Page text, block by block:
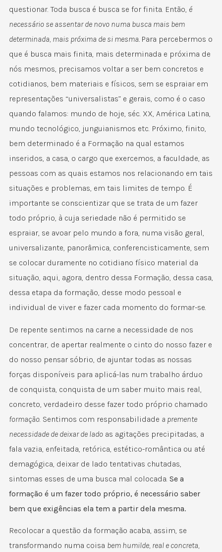
questionar. Toda busca é busca se for finita. Então, é
necessário se assentar de novo numa busca mais bem
determinada, mais próxima de si mesma. Para percebermos o
que é busca mais finita, mais determinada e próxima de
nós mesmos, precisamos voltar a ser bem concretos e
cotidianos, bem materiais e físicos, sem se espraiar em
representações “universalistas” e gerais, como é o caso
quando falamos: mundo de hoje, séc. XX, América Latina,
mundo tecnológico, junguianismos etc. Próximo, finito,
bem determinado é a Formação na qual estamos
inseridos, a casa, o cargo que exercemos, a faculdade, as
pessoas com as quais estamos nos relacionando em tais
situações e problemas, em tais limites de tempo. É
importante se conscientizar que se trata de um fazer
todo próprio, à cuja seriedade não é permitido se
espraiar, se avoar pelo mundo a fora, numa visão geral,
universalizante, panorâmica, conferencisticamente, sem
se colocar duramente no cotidiano físico material da
situação, aqui, agora, dentro dessa Formação, dessa casa,
dessa etapa da formação, desse modo pessoal e
individual de viver e fazer cada momento do formar-se.
De repente sentimos na carne a necessidade de nos
concentrar, de apertar realmente o cinto do nosso fazer e
do nosso pensar sóbrio, de ajuntar todas as nossas
forças disponíveis para aplicá-las num trabalho árduo
de conquista, conquista de um saber muito mais real,
concreto, verdadeiro desse fazer todo próprio chamado
formação. Sentimos com responsabilidade a premente
necessidade de deixar de ladoas agitações precipitadas, a
fala vazia, enfeitada, retórica, estético-romântica ou até
demagógica, deixar de lado tentativas chutadas,
sintomas esses de uma busca mal colocada. Se a
formação é um fazer todo próprio, é necessário saber
bem que exigências ela tem a partir dela mesma.
Recolocar a questão da formação acaba, assim, se
transformando numa coisa bem humilde, real e concreta,